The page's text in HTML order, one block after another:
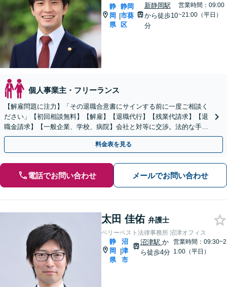
静
岡
県
|
静岡
市葵
区
新静岡駅
から徒歩10
分
営業時間：09:00
~21:00（平日）
個人事業主・フリーランス
【解雇問題に注力】「その退職合意書にサインする前に一度ご相談く
ださい」【初回相談無料】【解雇】【退職代行】【残業代請求】【退
職金請求】【一般企業、学校、病院】会社と対等に交渉。法的な手段
を用いて問題を適切に解決！
料金表を見る
電話でお問い合わせ メールでお問い合わせ
太田 佳佑 弁護士
ベリーベスト法律事務所 沼津オフィス
静
岡
県
|
沼
津
市
沼津駅 か
ら徒歩4分
営業時間：09:30~2
1:00（平日）